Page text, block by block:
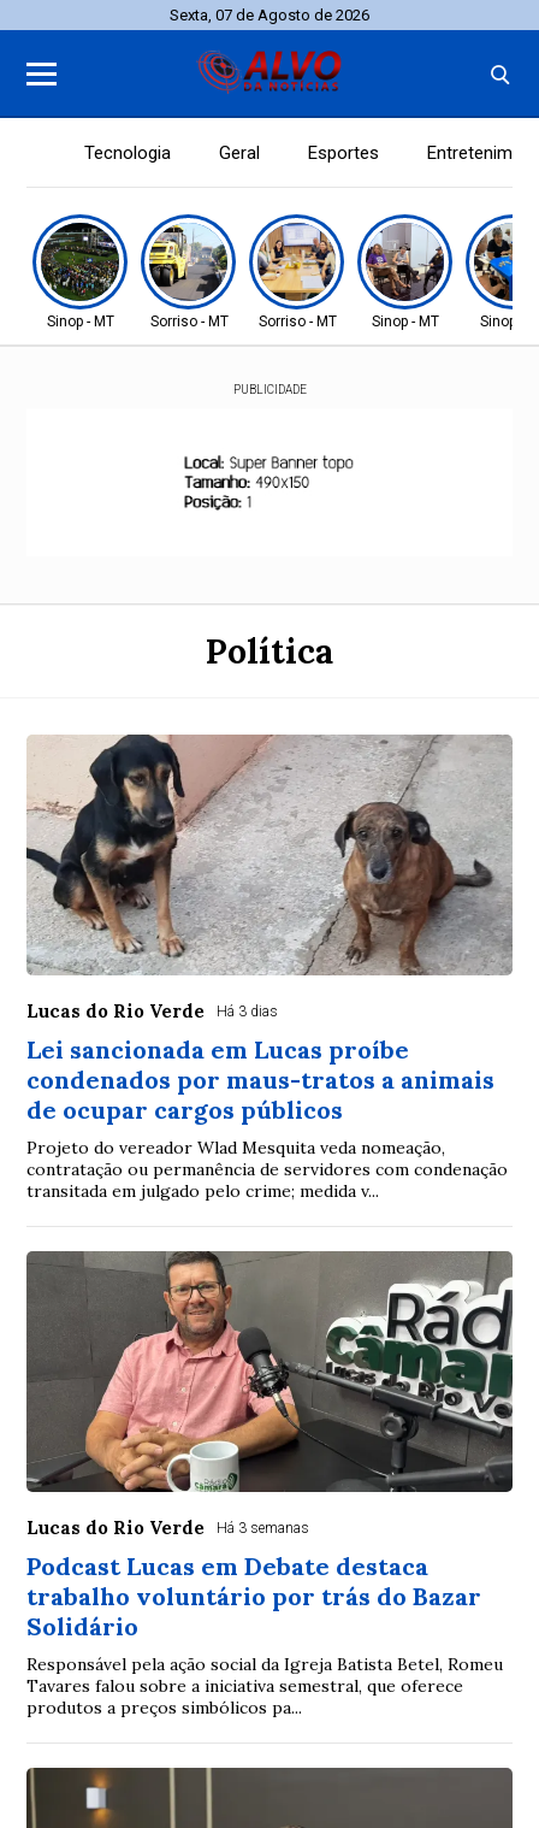
Sexta, 07 de Agosto de 2026
Tecnologia Geral Esportes
Sinop - MT Sorriso - MT Sorriso - MT Sinop - MT Sinop -
PUBLICIDADE
Política
Lucas do Rio Verde Há 3 dias
Lei sancionada em Lucas proíbe
condenados por maus-tratos a animais
de ocupar cargos públicos
Projeto do vereador Wlad Mesquita veda nomeação,
contratação ou permanência de servidores com condenação
transitada em julgado pelo crime; medida v...
Lucas do Rio Verde Há 3 semanas
Podcast Lucas em Debate destaca
trabalho voluntário por trás do Bazar
Solidário
Responsável pela ação social da Igreja Batista Betel, Romeu
Tavares falou sobre a iniciativa semestral, que oferece
produtos a preços simbólicos pa...